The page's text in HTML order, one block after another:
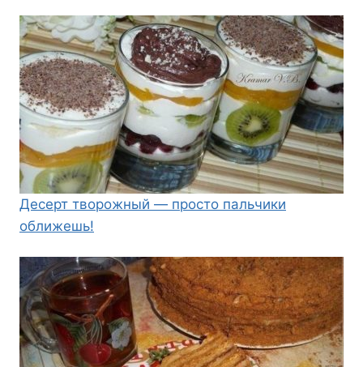
Десерт творожный — просто пальчики
оближешь!